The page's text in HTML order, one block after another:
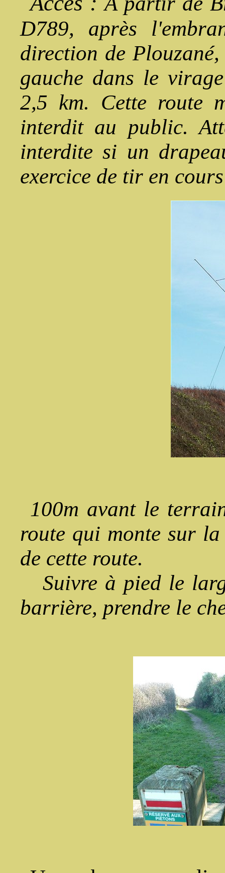
D789, après
direction de
gauche dans le
2,5 km. Cette route
interdit au public.
interdite si un
exercice de tir en
100m avant le
route qui monte sur
de cette route.
Suivre à pied le
barrière, prendre le